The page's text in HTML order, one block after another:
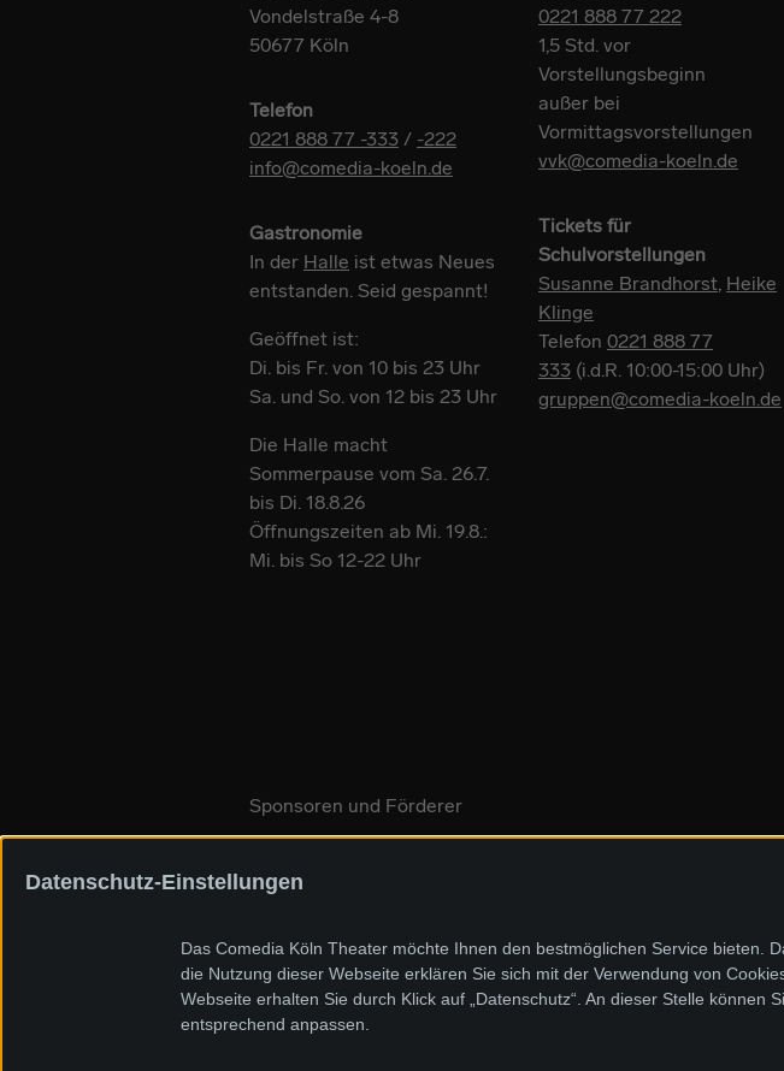
Vondelstraße 4-8
50677 Köln
Telefon
0221 888 77 -333 / -222
info@comedia-koeln.de
Gastronomie
In der Halle ist etwas Neues
entstanden. Seid gespannt!
Geöffnet ist:
Di. bis Fr. von 10 bis 23 Uhr
Sa. und So. von 12 bis 23 Uhr
Die Halle macht
Sommerpause vom Sa. 26.7.
bis Di. 18.8.26
Öffnungszeiten ab Mi. 19.8.:
Mi. bis So 12-22 Uhr
0221 888 77 222
1,5 Std. vor
Vorstellungsbeginn
außer bei
Vormittagsvorstellungen
vvk@comedia-koeln.de
Tickets für
Schulvorstellungen
Susanne Brandhorst Heike
Klinge
Telefon 0221 888 77
333 (i.d.R. 10:00-15:00 Uhr)
gruppen@comedia-koeln.de
Sponsoren und Förderer
Datenschutz-Einstellungen
Das Comedia Köln Theater möchte Ihnen den bestmöglichen Service bieten.
die Nutzung dieser Webseite erklären Sie sich mit der Verwendung von
Webseite erhalten Sie durch Klick auf „Datenschutz“. An dieser Stelle
entsprechend anpassen.